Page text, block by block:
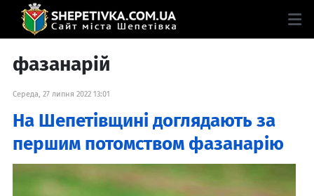
фазанарій
Середа, 27 липня 2022 13:01
На Шепетівщині доглядають за
першим потомством фазанарію